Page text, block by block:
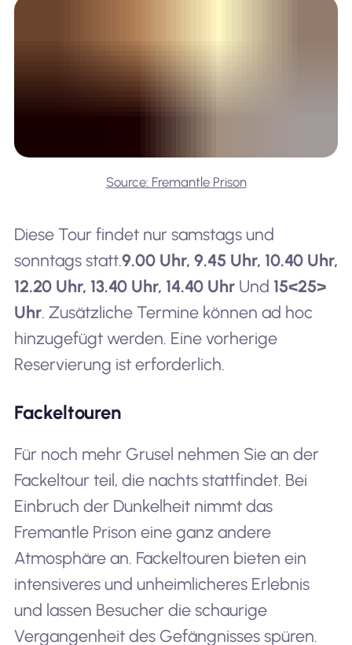
Source: Fremantle Prison
Diese Tour findet nur samstags und
sonntags statt.9.00 Uhr, 9.45 Uhr, 10.40 Uhr,
12.20 Uhr, 13.40 Uhr, 14.40 UhrUnd 15<25>
Uhr. Zusätzliche Termine können ad hoc
hinzugefügt werden. Eine vorherige
Reservierung ist erforderlich.
Fackeltouren
Für noch mehr Grusel nehmen Sie an der
Fackeltour teil, die nachts stattfindet. Bei
Einbruch der Dunkelheit nimmt das
Fremantle Prison eine ganz andere
Atmosphäre an. Fackeltouren bieten ein
intensiveres und unheimlicheres Erlebnis
und lassen Besucher die schaurige
Vergangenheit des Gefängnisses spüren.